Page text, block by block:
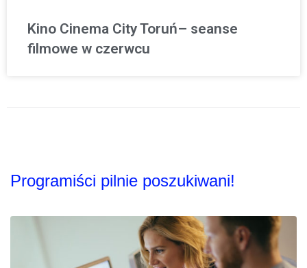
Kino Cinema City Toruń– seanse
filmowe w czerwcu
Programiści pilnie poszukiwani!